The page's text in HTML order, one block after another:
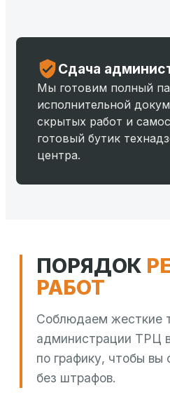
Сдача
Мы готовим полный
исполнительной
скрытых работ и
готовый бутик
центра.
ПОРЯДОК
РАБОТ
Соблюдаем жесткие
администрации ТРЦ
по графику, чтобы вы
без штрафов.